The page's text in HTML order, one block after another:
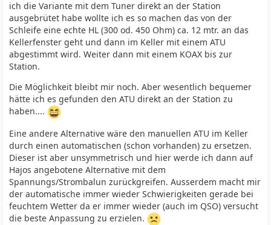
ich die Variante mit dem Tuner direkt an der Station
ausgebrütet habe wollte ich es so machen das von der
Schleife eine echte HL (300 od. 450 Ohm) ca. 12 mtr. an das
Kellerfenster geht und dann im Keller mit einem ATU
abgestimmt wird. Weiter dann mit einem KOAX bis zur
Station.
Die Möglichkeit bleibt mir noch. Aber wesentlich bequemer
hätte ich es gefunden den ATU direkt an der Station zu
haben....
Eine andere Alternative wäre den manuellen ATU im Keller
durch einen automatischen (schon vorhanden) zu ersetzen.
Dieser ist aber unsymmetrisch und hier werde ich dann auf
Hajos angebotene Alternative mit dem
Spannungs/Strombalun zurückgreifen. Ausserdem macht mir
der automatische immer wieder Schwierigkeiten gerade bei
feuchtem Wetter da er immer wieder (auch im QSO) versucht
die beste Anpassung zu erzielen.